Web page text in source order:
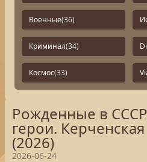
Военные(36)
Криминал(34)
Космос(33)
Рожденные в
герои.
(2026)
2026-06-24